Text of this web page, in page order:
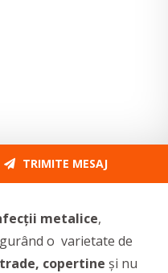
TRIMITE MESAJ
metalice,
o varietate de
copertine și nu